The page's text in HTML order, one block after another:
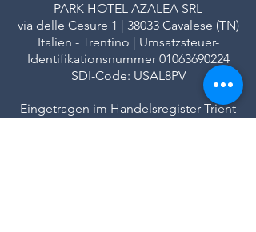
PARK HOTEL AZALEA SRL
via delle Cesure 1 | 38033 Cavalese (TN)
Italien - Trentino | Umsatzsteuer-
Identifikationsnummer 01063690224
SDI-Code: USAL8PV
Eingetragen im Handelsregister Trient